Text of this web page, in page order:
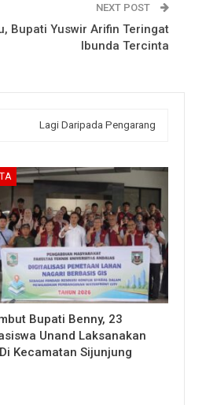
NEXT POST
Bupati Yuswir Arifin Teringat
Ibunda Tercinta
Lagi Daripada Pengarang
Bupati Benny, 23
Unand Laksanakan
Di Kecamatan Sijunjung